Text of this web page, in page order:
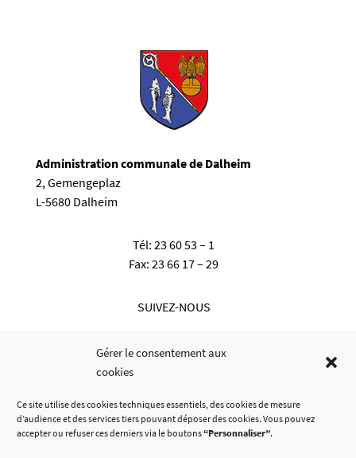
Gérer le consentement aux
cookies
Ce site utilise des cookies techniques essentiels, des cookies de mesure
d’audience et des services tiers pouvant déposer des cookies. Vous pouvez
accepter ou refuser ces derniers via le boutons“Personnaliser”.
Administration communale de Dalheim
2, Gemengeplaz
L-5680 Dalheim
Tél:23 60 53 – 1
Fax:23 66 17 – 29
SUIVEZ-NOUS